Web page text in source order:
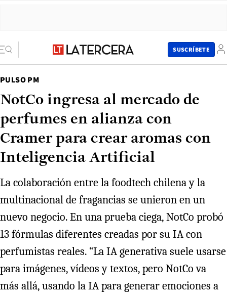
SUSCRÍBETE
PULSO PM
NotCo ingresa al mercado de
perfumes en alianza con
Cramer para crear aromas con
Inteligencia Artificial
La colaboración entre la foodtech chilena y la
multinacional de fragancias se unieron en un
nuevo negocio. En una prueba ciega, NotCo probó
13 fórmulas diferentes creadas por su IA con
perfumistas reales. “La IA generativa suele usarse
para imágenes, vídeos y textos, pero NotCo va
más allá, usando la IA para generar emociones a